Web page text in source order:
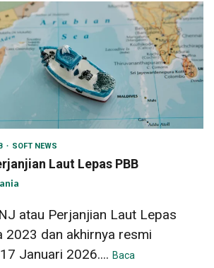
SOFT NEWS
Laut Lepas PBB
atau Perjanjian Laut Lepas
2023 dan akhirnya resmi
Januari 2026.... Baca